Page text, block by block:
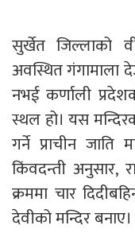
सुर्खेत जिल्लाको
अवस्थित गंगामाला
नभई कर्णाली
स्थल हो। यस
गर्ने प्राचीन जाति
किंवदन्ती अनुसार,
क्रममा चार
देवीको मन्दिर बनाए।